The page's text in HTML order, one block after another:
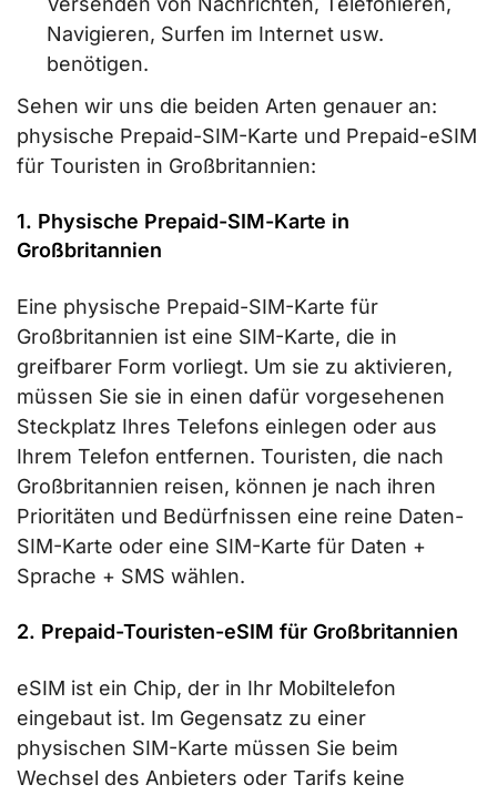
Navigieren, Surfen im Internet usw.
benötigen.
Sehen wir uns die beiden Arten genauer an:
physische Prepaid-SIM-Karte und Prepaid-eSIM
für Touristen in Großbritannien:
1. Physische Prepaid-SIM-Karte in
Großbritannien
Eine physische Prepaid-SIM-Karte für
Großbritannien ist eine SIM-Karte, die in
greifbarer Form vorliegt. Um sie zu aktivieren,
müssen Sie sie in einen dafür vorgesehenen
Steckplatz Ihres Telefons einlegen oder aus
Ihrem Telefon entfernen. Touristen, die nach
Großbritannien reisen, können je nach ihren
Prioritäten und Bedürfnissen eine reine Daten-
SIM-Karte oder eine SIM-Karte für Daten +
Sprache + SMS wählen.
2. Prepaid-Touristen-eSIM für Großbritannien
eSIM ist ein Chip, der in Ihr Mobiltelefon
eingebaut ist. Im Gegensatz zu einer
physischen SIM-Karte müssen Sie beim
Wechsel des Anbieters oder Tarifs keine